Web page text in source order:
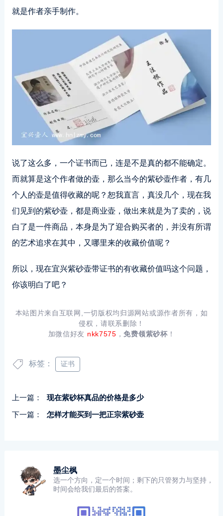
就是作者亲手制作。
说了这么多，一个证书而已，连是不是真的都不能确定。
而就算是这个作者做的壶，那么当今的紫砂壶作者，有几
个人的壶是值得收藏的呢？恕我直言，真没几个，现在我
们见到的紫砂壶，都是商业壶，做出来就是为了卖的，说
白了是一件商品，本身是为了迎合购买者的，并没有所谓
的艺术追求在其中，又哪里来的收藏价值呢？
所以，现在宜兴紫砂壶带证书的有收藏价值吗这个问题，
你该明白了吧？
本站图片来自互联网,一切版权均归源网站或源作者所有，如
侵权，请联系删除！
加微信好友 nkk7575 ，免费领紫砂杯！
标签： 证书
上一篇：
现在紫砂杯真品的价格是多少
下一篇：
怎样才能买到一把正宗紫砂壶
墨尘枫
选一个方向，定一个时间；剩下的只管努力与坚持，
时间会给我们最后的答案。